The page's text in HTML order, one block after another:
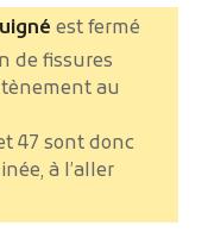
est fermé
de fissures
au
47 sont donc
à l’aller